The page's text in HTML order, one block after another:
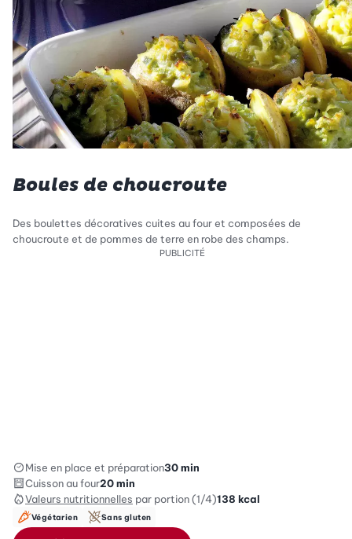
Boules de choucroute
Des boulettes décoratives cuites au four et composées de
choucroute et de pommes de terre en robe des champs.
PUBLICITÉ
Mise en place et préparation30 min
Cuisson au four20 min
Valeurs nutritionnelles par portion (1/4)138 kcal
Végétarien Sans gluten